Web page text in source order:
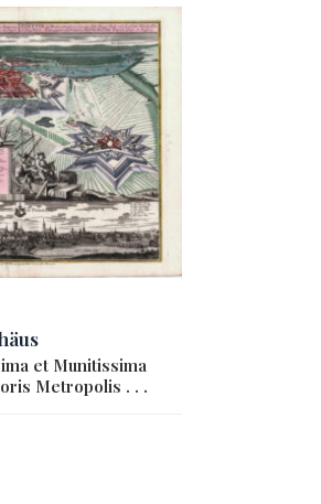
et Munitissima
Metropolis . . .